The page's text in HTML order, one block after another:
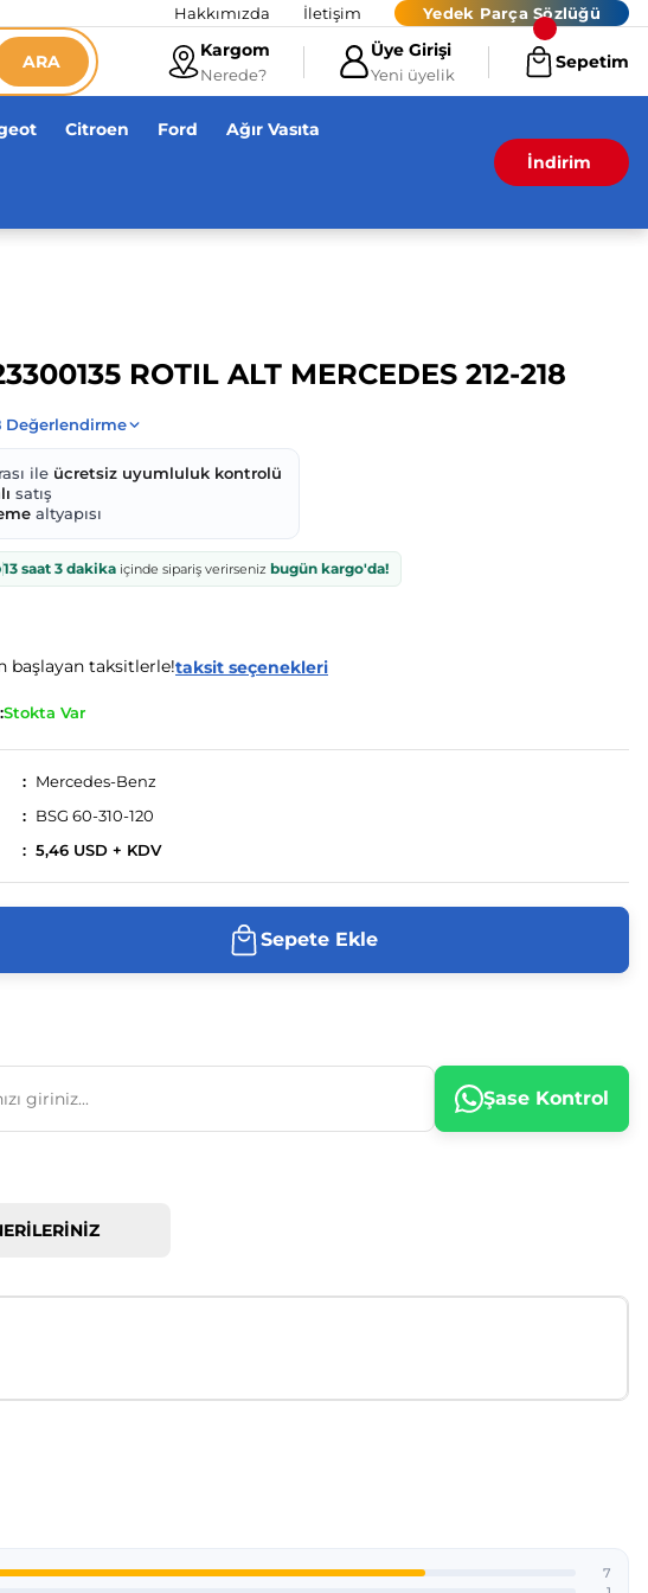
Hakkımızda İletişim Yedek Parça Sözlüğü
ARA
Kargom
Nerede?
Üye Girişi
Yeni üyelik
Sepetim
Citroen Ford Ağır Vasıta
İndirim
ROTIL ALT MERCEDES 212-218
ile ücretsiz uyumluluk kontrolü
satış
altyapısı
13 saat 3 dakikaiçinde sipariş verirseniz bugün kargo'da!
başlayan taksitlerle!taksit seçenekleri
Stokta Var
Mercedes-Benz
BSG 60-310-120
5,46 USD + KDV
Sepete Ekle
Şase Kontrol